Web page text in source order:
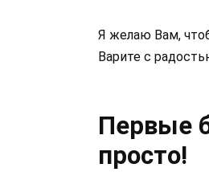
Я желаю Вам,
Варите с
Первые
просто!